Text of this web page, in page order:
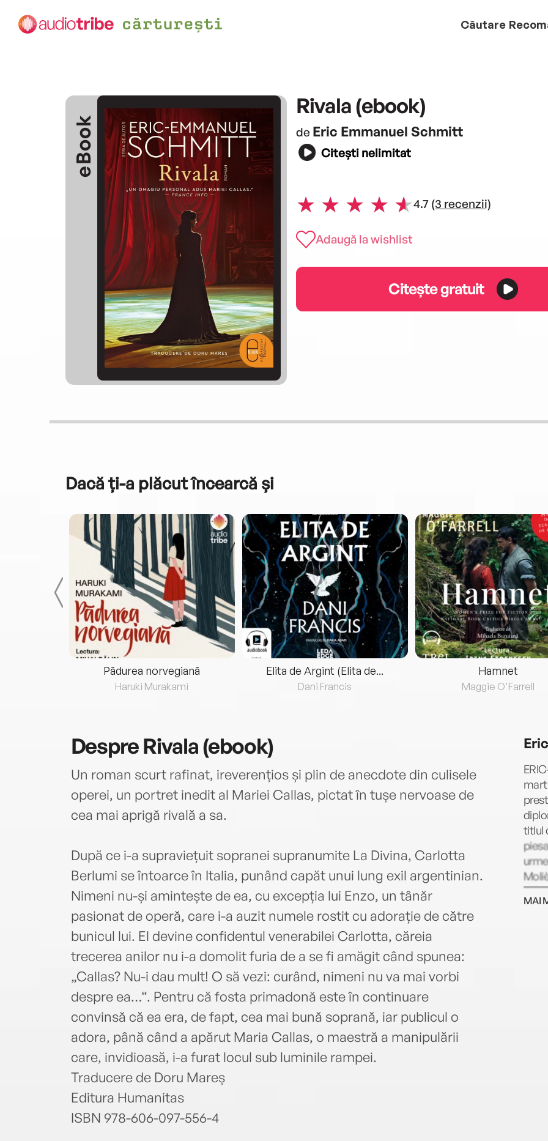
Căutare
eBook
Rivala (ebook)
de Eric Emmanuel Schmitt
Citești nelimitat
4.7 (3 recenzii)
Adaugă la wishlist
Citește gratuit
Dacă ți-a plăcut încearcă și
Pădurea norvegiană
Haruki Murakami
Elita de Argint (Elita de...
Dani Francis
Hamnet
Maggie O'Farrell
DespreRivala (ebook)
Un roman scurt rafinat, ireverențios și plin de anecdote din culisele
operei, un portret inedit al Mariei Callas, pictat în tușe nervoase de
cea mai aprigă rivală a sa.
După ce i-a supraviețuit sopranei supranumite La Divina, Carlotta
Berlumi se întoarce în Italia, punând capăt unui lung exil argentinian.
Nimeni nu-și amintește de ea, cu excepția lui Enzo, un tânăr
pasionat de operă, care i-a auzit numele rostit cu adorație de către
bunicul lui. El devine confidentul venerabilei Carlotta, căreia
trecerea anilor nu i-a domolit furia de a se fi amăgit când spunea:
„Callas? Nu-i dau mult! O să vezi: curând, nimeni nu va mai vorbi
despre ea…“. Pentru că fosta primadonă este în continuare
convinsă că ea era, de fapt, cea mai bună soprană, iar publicul o
adora, până când a apărut Maria Callas, o maestră a manipulării
care, invidioasă, i-a furat locul sub luminile rampei.
Traducere de Doru Mareș
Editura Humanitas
ISBN 978-606-097-556-4
titlul
MAI